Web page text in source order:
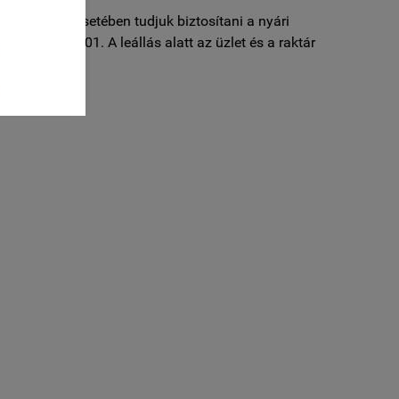
esetében tudjuk biztosítani a nyári
01. A leállás alatt az üzlet és a raktár